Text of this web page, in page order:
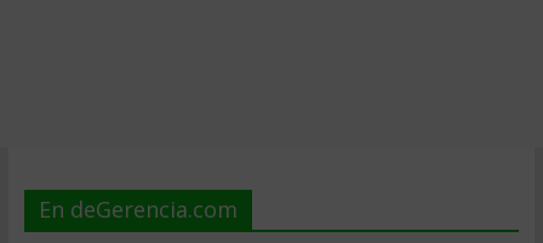
En deGerencia.com